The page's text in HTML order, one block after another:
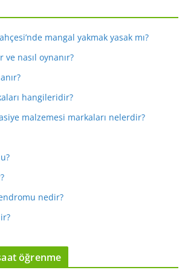
mangal yakmak yasak mı?
nasıl oynanır?
hangileridir?
malzemesi markaları nelerdir?
nedir?
öğrenme